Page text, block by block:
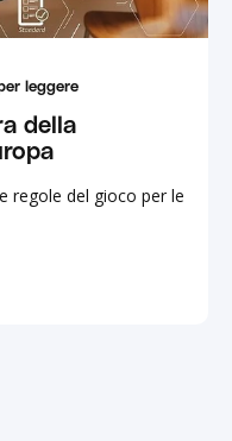
leggere
della
regole del gioco per le